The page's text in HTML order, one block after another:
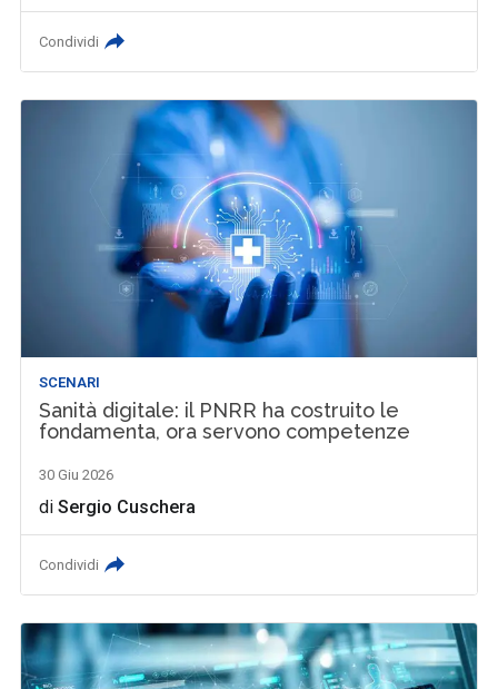
Condividi
SCENARI
Sanità digitale: il PNRR ha costruito le
fondamenta, ora servono competenze
30 Giu 2026
diSergio Cuschera
Condividi